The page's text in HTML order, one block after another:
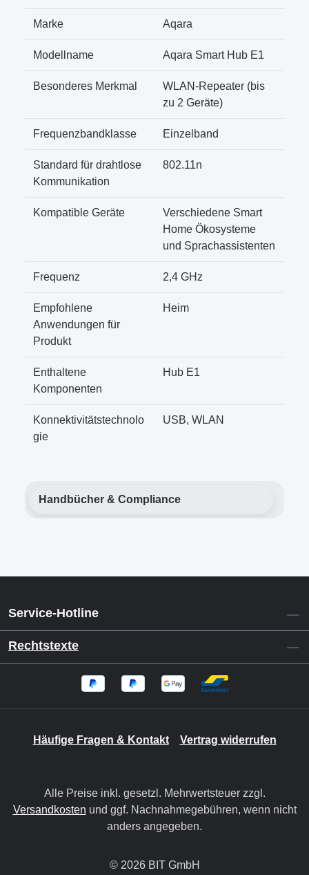
Marke Aqara
Modellname Aqara Smart Hub E1
Besonderes Merkmal
WLAN-Repeater (bis
zu 2 Geräte)
Frequenzbandklasse Einzelband
Standard für drahtlose
Kommunikation
802.11n
Kompatible Geräte
Verschiedene Smart
Home Ökosysteme
und Sprachassistenten
Frequenz 2,4 GHz
Empfohlene
Anwendungen für
Produkt
Heim
Enthaltene
Komponenten
Hub E1
Konnektivitätstechnolo
gie
USB, WLAN
Handbücher & Compliance
Service-Hotline
Rechtstexte
Häufige Fragen & Kontakt Vertrag widerrufen
Alle Preise inkl. gesetzl. Mehrwertsteuer zzgl.
Versandkosten und ggf. Nachnahmegebühren, wenn nicht
anders angegeben.
© 2026 BIT GmbH